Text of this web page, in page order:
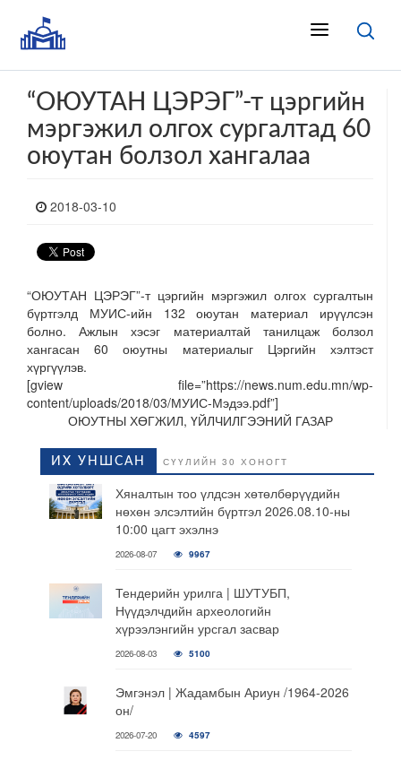
“ОЮУТАН ЦЭРЭГ”-т цэргийн
мэргэжил олгох сургалтад 60
оюутан болзол хангалаа
2018-03-10
“ОЮУТАН ЦЭРЭГ”-т цэргийн мэргэжил олгох сургалтын
бүртгэлд МУИС-ийн 132 оюутан материал ирүүлсэн
болно. Ажлын хэсэг материалтай танилцаж болзол
хангасан 60 оюутны материалыг Цэргийн хэлтэст
хүргүүлэв.
[gview file=”https://news.num.edu.mn/wp-
content/uploads/2018/03/МУИС-Мэдээ.pdf”]
ОЮУТНЫ ХӨГЖИЛ, ҮЙЛЧИЛГЭЭНИЙ ГАЗАР
ИХ УНШСАН СҮҮЛИЙН 30 ХОНОГТ
Хяналтын тоо үлдсэн хөтөлбөрүүдийн
нөхөн элсэлтийн бүртгэл 2026.08.10-ны
10:00 цагт эхэлнэ
2026-08-07 9967
Тендерийн урилга | ШУТУБП,
Нүүдэлчдийн археологийн
хүрээлэнгийн урсгал засвар
2026-08-03 5100
Эмгэнэл | Жадамбын Ариун /1964-2026
он/
2026-07-20 4597